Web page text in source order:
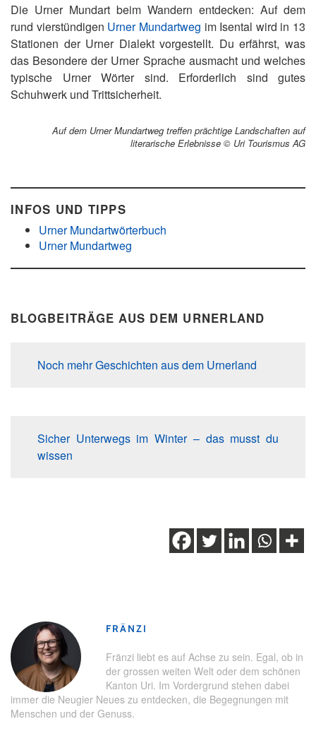
Die Urner Mundart beim Wandern entdecken: Auf dem
rund vierstündigen Urner Mundartweg im Isental wird in 13
Stationen der Urner Dialekt vorgestellt. Du erfährst, was
das Besondere der Urner Sprache ausmacht und welches
typische Urner Wörter sind. Erforderlich sind gutes
Schuhwerk und Trittsicherheit.
Auf dem Urner Mundartweg treffen prächtige Landschaften auf
literarische Erlebnisse © Uri Tourismus AG
INFOS UND TIPPS
Urner Mundartwörterbuch
Urner Mundartweg
BLOGBEITRÄGE AUS DEM URNERLAND
Noch mehr Geschichten aus dem Urnerland
Sicher Unterwegs im Winter – das musst du
wissen
FRÄNZI
Fränzi liebt es auf Achse zu sein. Egal, ob in
der grossen weiten Welt oder dem schönen
Kanton Uri. Im Vordergrund stehen dabei
immer die Neugier Neues zu entdecken, die Begegnungen mit
Menschen und der Genuss.